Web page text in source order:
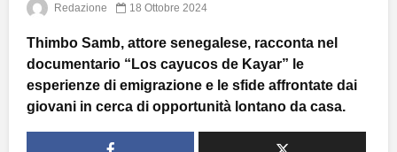
Redazione 18 Ottobre 2024
Thimbo Samb, attore senegalese, racconta nel
documentario “Los cayucos de Kayar” le
esperienze di emigrazione e le sfide affrontate dai
giovani in cerca di opportunità lontano da casa.